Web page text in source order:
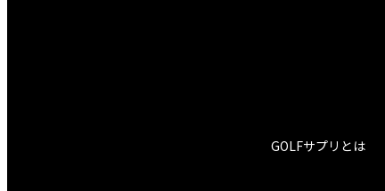
GOLFサプリとは